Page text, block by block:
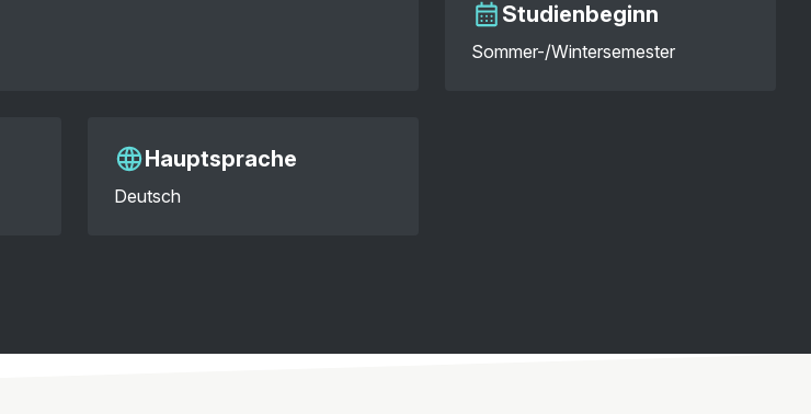
Studienbeginn
Sommer-/Wintersemester
Hauptsprache
Deutsch